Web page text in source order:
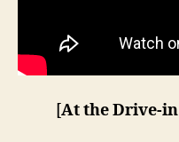
[At the Drive-in